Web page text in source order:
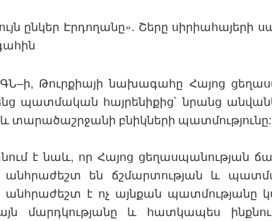
ընկեր Էրդողանը». Շերը սիրիահայերի
Թուրքիայի նախագահը Հայոց
պատմական հայրենիքից՝ նրանց
տարածաշրջանի բնիկների պատմությունը:
է նաև, որ Հայոց ցեղասպանության
են ճշմարտության և
անհրաժեշտ է ոչ այնքան պատմությանը
մարդկությանը և հատկապես